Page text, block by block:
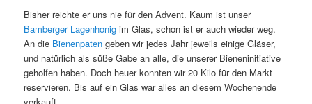
Bisher reichte er uns nie für den Advent. Kaum ist unser
Bamberger Lagenhonig im Glas, schon ist er auch wieder weg.
An die Bienenpaten geben wir jedes Jahr jeweils einige Gläser,
und natürlich als süße Gabe an alle, die unserer Bieneninitiative
geholfen haben. Doch heuer konnten wir 20 Kilo für den Markt
reservieren. Bis auf ein Glas war alles an diesem Wochenende